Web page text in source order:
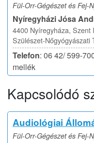
Fül-Orr-Gégészet és Fej-
Nyíregyházi Jósa
4400 Nyíregyháza, Szent
Szülészet-Nőgyógyászati
Telefon: 06 42/ 599-
mellék
Kapcsolódó
Audiológiai
Fül-Orr-Gégészet és Fej-